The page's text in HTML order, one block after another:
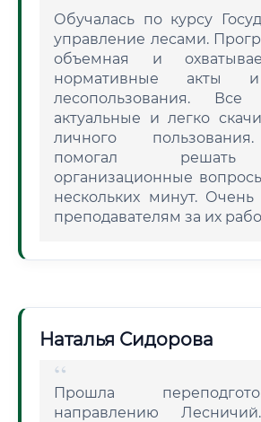
Обучалась по курсу
управление лесами.
объемная и
нормативные акты
лесопользования. Все
актуальные и легко
личного
помогал
организационные
нескольких минут. Очень
преподавателям за их
Наталья Сидорова
Прошла
направлению